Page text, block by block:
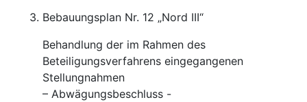
3. Bebauungsplan Nr. 12 „Nord III“
Behandlung der im Rahmen des
Beteiligungsverfahrens eingegangenen
Stellungnahmen
– Abwägungsbeschluss -